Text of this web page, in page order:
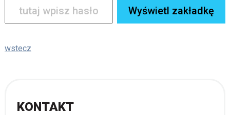
wstecz
KONTAKT